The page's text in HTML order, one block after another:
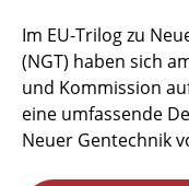
Im EU-Trilog zu
(NGT) haben sich
und Kommission
eine umfassende
Neuer Gentechnik